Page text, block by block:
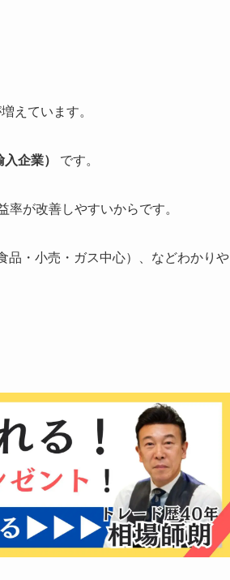
えています。
企業） です。
率が改善しやすいからです。
品・小売・ガス中心）、などわかりや